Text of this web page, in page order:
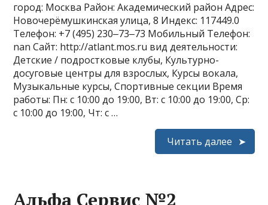
город: Москва Район: Академический район Адрес:
Новочерёмушкинская улица, 8 Индекс: 117449.0
Телефон: +7 (495) 230‒73‒73 Мобильный Телефон:
nan Сайт: http://atlant.mos.ru вид деятельности:
Детские / подростковые клубы, Культурно-
досуговые центры для взрослых, Курсы вокала,
Музыкальные курсы, Спортивные секции Время
работы: Пн: с 10:00 до 19:00, Вт: с 10:00 до 19:00, Ср:
с 10:00 до 19:00, Чт: с …
Читать далее
Альфа Сервис №2